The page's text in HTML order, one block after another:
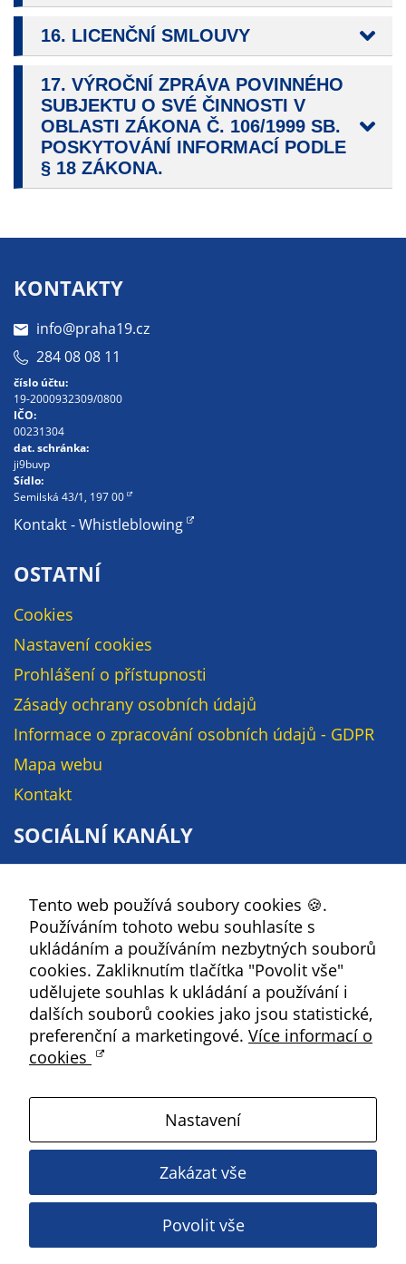
16. LICENČNÍ SMLOUVY
17. VÝROČNÍ ZPRÁVA POVINNÉHO
SUBJEKTU O SVÉ ČINNOSTI V
OBLASTI ZÁKONA Č. 106/1999 SB.
POSKYTOVÁNÍ INFORMACÍ PODLE
§ 18 ZÁKONA.
KONTAKTY
info@praha19.cz
284 08 08 11
číslo účtu:
19-2000932309/0800
IČO:
00231304
dat. schránka:
ji9buvp
Sídlo:
Semilská 43/1, 197 00
Kontakt - Whistleblowing
OSTATNÍ
Cookies
Nastavení cookies
Prohlášení o přístupnosti
Zásady ochrany osobních údajů
Informace o zpracování osobních údajů - GDPR
Mapa webu
Kontakt
SOCIÁLNÍ KANÁLY
YouTube
Instagram
RSS
Kbely
Satalice
2026 Úřad městské části Praha 19
Tento web používá soubory cookies 🍪.
Používáním tohoto webu souhlasíte s
ukládáním a používáním nezbytných souborů
cookies. Zakliknutím tlačítka "Povolit vše"
udělujete souhlas k ukládání a používání i
dalších souborů cookies jako jsou statistické,
preferenční a marketingové. Více informací o
cookies
Nastavení
Zakázat vše
Povolit vše
soubory cookie
Používáme rovněž
soubory cookie a
další technologie,
abychom
přizpůsobili naše
webové stránky
zájmům našich
není zpravidla
možná
údaje. Pokud
souhlas, nebudete
příjemcem obsahů
a reklam
přizpůsobených
Vašim zájmům.